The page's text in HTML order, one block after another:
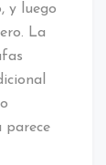
y luego
La
parece